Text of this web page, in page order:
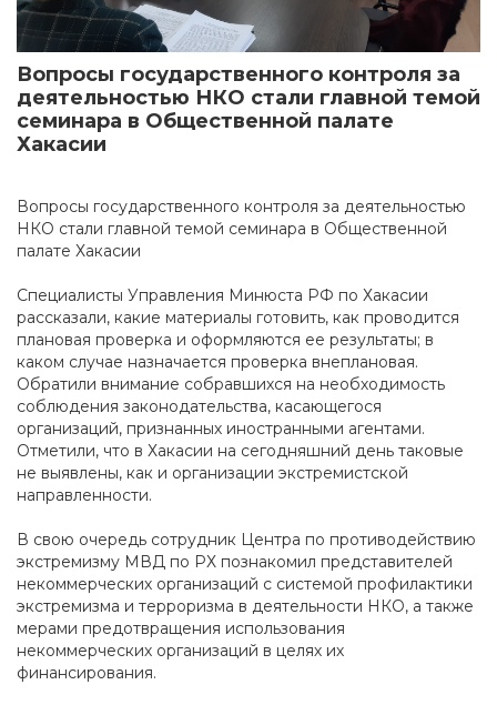
Вопросы государственного контроля за
деятельностью НКО стали главной темой
семинара в Общественной палате
Хакасии
Вопросы государственного контроля за деятельностью
НКО стали главной темой семинара в Общественной
палате Хакасии
Специалисты Управления Минюста РФ по Хакасии
рассказали, какие материалы готовить, как проводится
плановая проверка и оформляются ее результаты; в
каком случае назначается проверка внеплановая.
Обратили внимание собравшихся на необходимость
соблюдения законодательства, касающегося
организаций, признанных иностранными агентами.
Отметили, что в Хакасии на сегодняшний день таковые
не выявлены, как и организации экстремистской
направленности.
В свою очередь сотрудник Центра по противодействию
экстремизму МВД по РХ познакомил представителей
некоммерческих организаций с системой профилактики
экстремизма и терроризма в деятельности НКО, а также
мерами предотвращения использования
некоммерческих организаций в целях их
финансирования.